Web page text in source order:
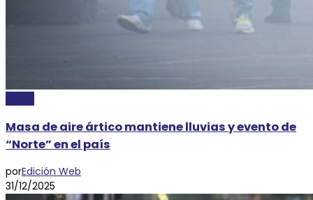
Masa de aire ártico mantiene lluvias y evento de
“Norte” en el país
porEdición Web
31/12/2025